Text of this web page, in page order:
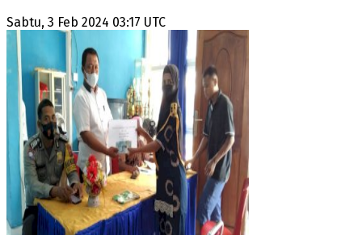
Sabtu, 3 Feb 2024 03:17 UTC